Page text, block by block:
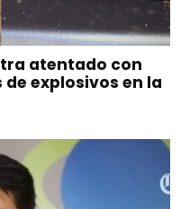
atentado con
explosivos en la